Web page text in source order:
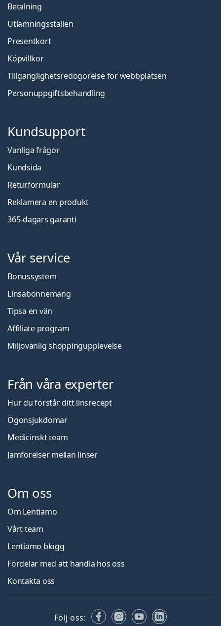
Betalning
Utlämningsställen
Presentkort
Köpvillkor
Tillgänglighetsredogörelse för webbplatsen
Personuppgiftsbehandling
Kundsupport
Vanliga frågor
Kundsida
Returformulär
Reklamera en produkt
365-dagars garanti
Vår service
Bonussystem
Linsabonnemang
Tipsa en vän
Affiliate program
Miljövänlig shoppingupplevelse
Från våra experter
Hur du förstår ditt linsrecept
Ögonsjukdomar
Medicinskt team
Jämförelser mellan linser
Om oss
Om Lentiamo
Vårt team
Lentiamo blogg
Fördelar med att handla hos oss
Kontakta oss
Följ oss: FacebookInstagram
YouTubeLinkedIn